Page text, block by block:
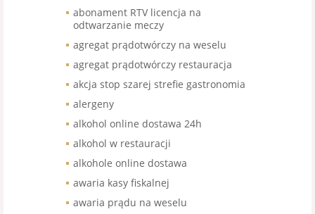
abonament RTV licencja na
odtwarzanie meczy
agregat prądotwórczy na weselu
agregat prądotwórczy restauracja
akcja stop szarej strefie gastronomia
alergeny
alkohol online dostawa 24h
alkohol w restauracji
alkohole online dostawa
awaria kasy fiskalnej
awaria prądu na weselu